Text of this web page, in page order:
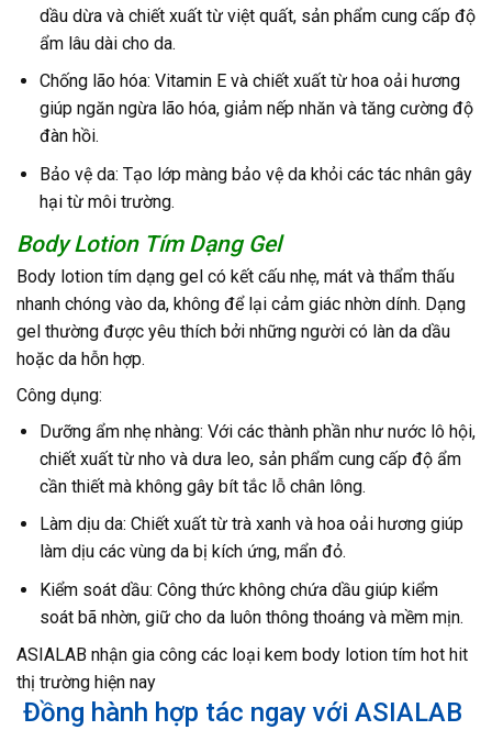
dầu dừa và chiết xuất từ việt quất, sản phẩm cung cấp độ
ẩm lâu dài cho da.
Chống lão hóa: Vitamin E và chiết xuất từ hoa oải hương
giúp ngăn ngừa lão hóa, giảm nếp nhăn và tăng cường độ
đàn hồi.
Bảo vệ da: Tạo lớp màng bảo vệ da khỏi các tác nhân gây
hại từ môi trường.
Body Lotion Tím Dạng Gel
Body lotion tím dạng gel có kết cấu nhẹ, mát và thẩm thấu
nhanh chóng vào da, không để lại cảm giác nhờn dính. Dạng
gel thường được yêu thích bởi những người có làn da dầu
hoặc da hỗn hợp.
Công dụng:
Dưỡng ẩm nhẹ nhàng: Với các thành phần như nước lô hội,
chiết xuất từ nho và dưa leo, sản phẩm cung cấp độ ẩm
cần thiết mà không gây bít tắc lỗ chân lông.
Làm dịu da: Chiết xuất từ trà xanh và hoa oải hương giúp
làm dịu các vùng da bị kích ứng, mẩn đỏ.
Kiểm soát dầu: Công thức không chứa dầu giúp kiểm
soát bã nhờn, giữ cho da luôn thông thoáng và mềm mịn.
ASIALAB nhận gia công các loại kem body lotion tím hot hit
thị trường hiện nay
Đồng hành hợp tác ngay với ASIALAB